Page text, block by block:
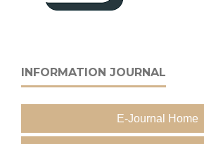
INFORMATION JOURNAL
E-Journal Home